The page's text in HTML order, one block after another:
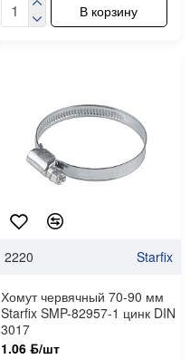
В корзину
2220 Starfix
Хомут червячный 70-90 мм
Starfix SMP-82957-1 цинк DIN
3017
1.06 ƃ/шт